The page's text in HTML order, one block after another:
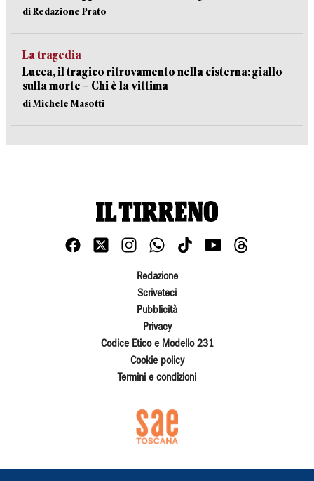
di Redazione Prato
La tragedia
Lucca, il tragico ritrovamento nella cisterna: giallo
sulla morte – Chi è la vittima
di Michele Masotti
Redazione
Scriveteci
Pubblicità
Privacy
Codice Etico e Modello 231
Cookie policy
Termini e condizioni